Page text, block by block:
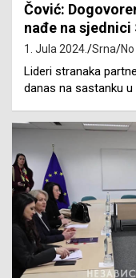
Čović:
nađe na
1. Jula 2024. Srna
Lideri stranaka
danas na sastanku